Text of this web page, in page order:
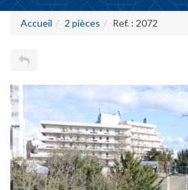
Accueil 2 pièces Ref. : 2072